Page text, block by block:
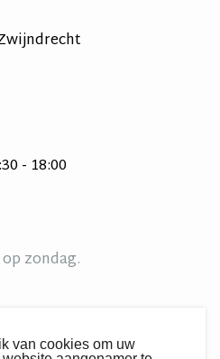
van cookies om uw
- 18:00
zondag.